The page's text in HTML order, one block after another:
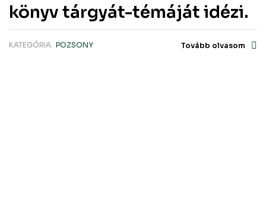
könyv tárgyát-témáját idézi.
KATEGÓRIA: POZSONY Tovább olvasom